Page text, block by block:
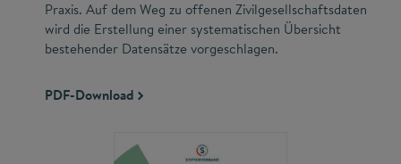
Praxis. Auf dem Weg zu offenen Zivilgesellschaftsdaten
wird die Erstellung einer systematischen Übersicht
bestehender Datensätze vorgeschlagen.
PDF-Download